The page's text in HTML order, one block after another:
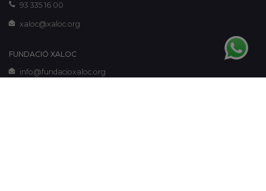
93 335 16 00
xaloc@xaloc.org
FUNDACIÓ XALOC
info@fundacioxaloc.org